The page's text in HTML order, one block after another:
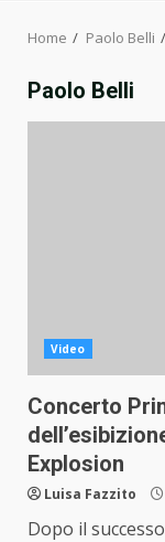
Home Paolo Belli
Paolo Belli
Video
Concerto
Explosion
Luisa Fazzito
Dopo il